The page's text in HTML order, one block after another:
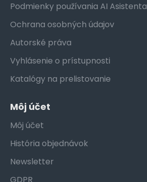
Podmienky používania AI Asistenta
Ochrana osobných údajov
Autorské práva
Vyhlásenie o prístupnosti
Katalógy na prelistovanie
Môj účet
Môj účet
História objednávok
Newsletter